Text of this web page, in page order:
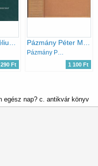
Lukács evangéliuma (Csendes percek)
Ft
Pázmány Péter Művei (magyar remekírók)
Pázmány Péter
1 100 Ft
egész nap? c. antikvár könyv